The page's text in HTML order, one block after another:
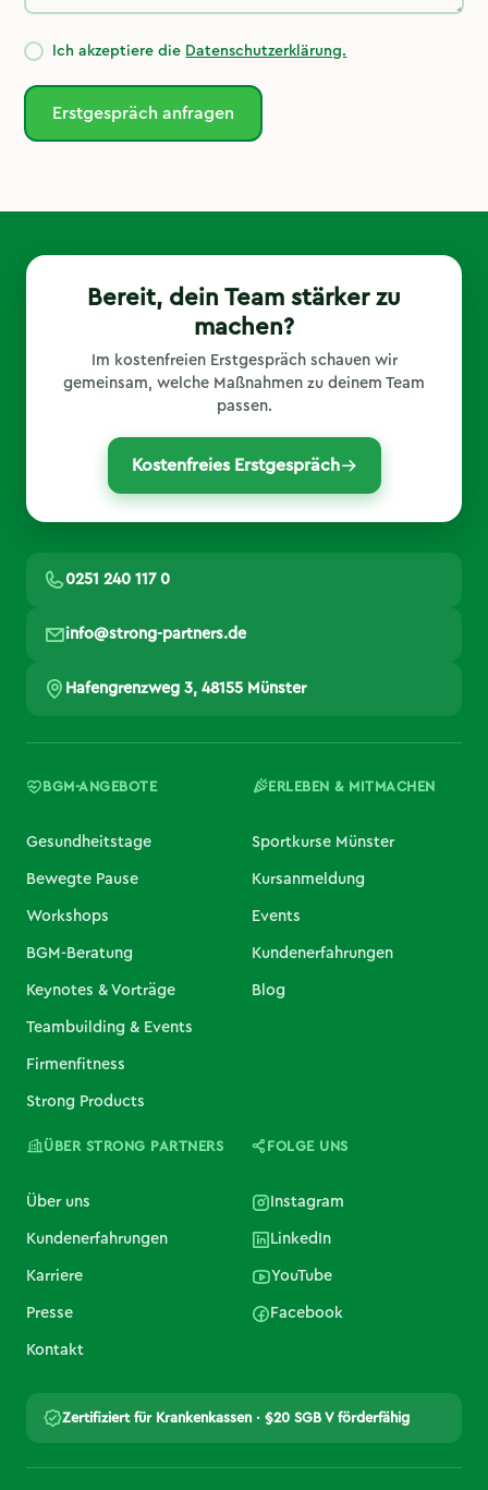
Ich akzeptiere die Datenschutzerklärung.
Bereit, dein Team stärker zu
machen?
Im kostenfreien Erstgespräch schauen wir
gemeinsam, welche Maßnahmen zu deinem Team
passen.
Kostenfreies Erstgespräch
0251 240 117 0
info@strong-partners.de
Hafengrenzweg 3, 48155 Münster
BGM-ANGEBOTE
Gesundheitstage
Bewegte Pause
Workshops
BGM-Beratung
Keynotes & Vorträge
Teambuilding & Events
Firmenfitness
Strong Products
ERLEBEN & MITMACHEN
Sportkurse Münster
Kursanmeldung
Events
Kundenerfahrungen
Blog
ÜBER STRONG PARTNERS
Über uns
Kundenerfahrungen
Karriere
Presse
Kontakt
FOLGE UNS
Instagram
LinkedIn
YouTube
Facebook
Zertifiziert für Krankenkassen · §20 SGB V förderfähig